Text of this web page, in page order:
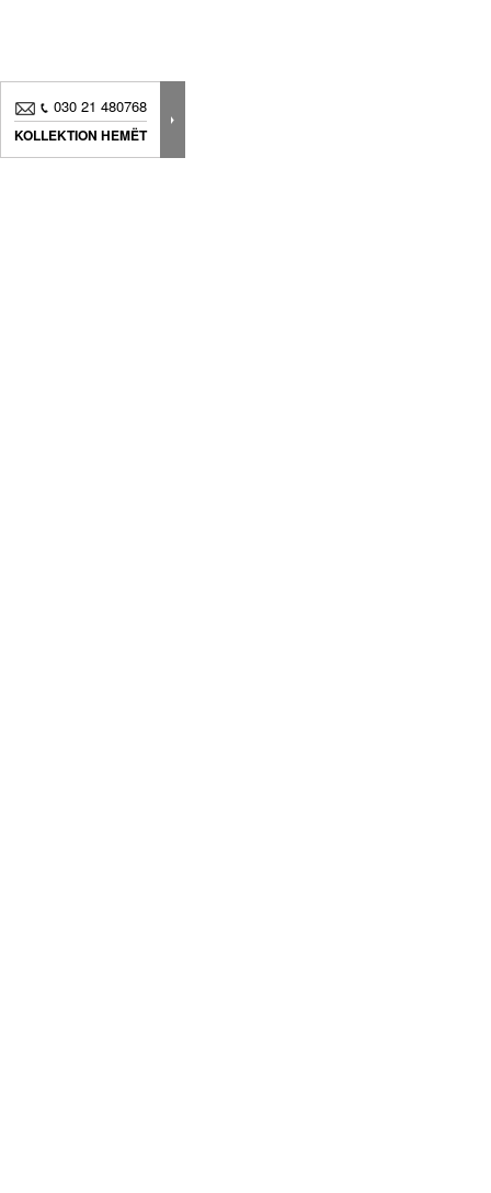
030 21 480768
KOLLEKTION HEMËT